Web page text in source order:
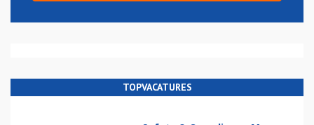
TOPVACATURES